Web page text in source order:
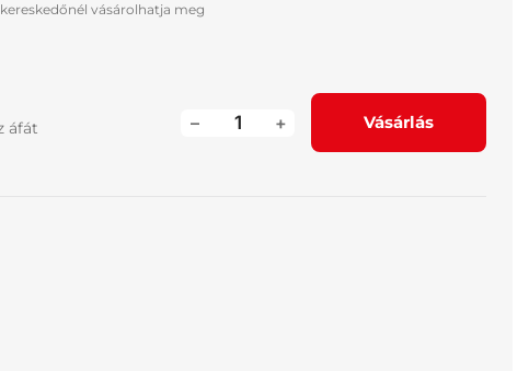
vásárolhatja meg
áfát +
– Vásárlás